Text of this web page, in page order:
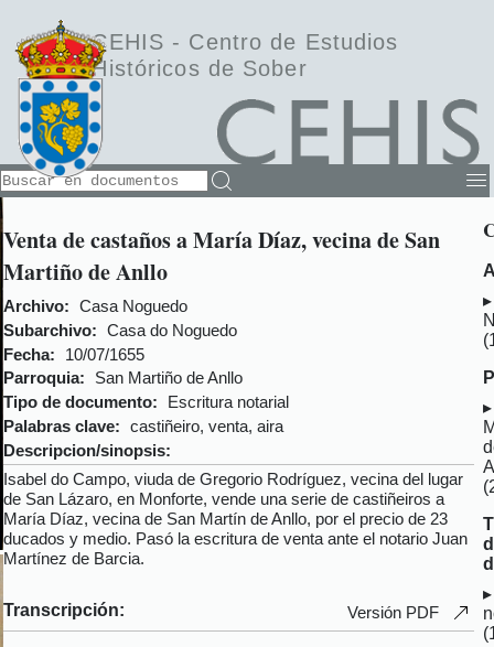
CEHIS - Centro de Estudios
Históricos de Sober
Venta de castaños a María Díaz, vecina de San
Martiño de Anllo
Archivo: Casa Noguedo
Subarchivo: Casa do Noguedo
Fecha:
10/07/1655
Parroquia:
San Martiño de Anllo
Tipo de documento:
Escritura notarial
Palabras clave: castiñeiro, venta, aira
Descripcion/sinopsis:
Isabel do Campo, viuda de Gregorio Rodríguez, vecina del lugar
de San Lázaro, en Monforte, vende una serie de castiñeiros a
María Díaz, vecina de San Martín de Anllo, por el precio de 23
ducados y medio. Pasó la escritura de venta ante el notario Juan
Martínez de Barcia.
Transcripción: Versión PDF